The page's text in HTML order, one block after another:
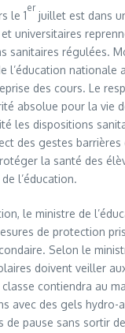
le 1
er
juillet est dans
universitaires
sanitaires régulées.
l’éducation nationale
des cours. Le
absolue pour la vie
les dispositions
des gestes barrières
la santé des
l’éducation.
le ministre de
de protection
Selon le
doivent veiller
contiendra au
avec des gels hydro-
de pause sans sortir